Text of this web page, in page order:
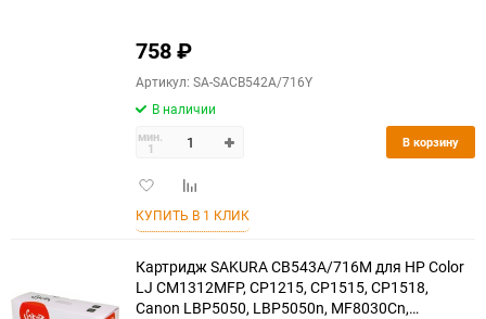
758₽
Артикул: SA-SACB542A/716Y
В наличии
мин.
1
Добавить
избранное
Добавить
сравнению
В корзину
КУПИТЬ В 1 КЛИК
Картридж SAKURA CB543A/716M для HP Color
LJ CM1312MFP, CP1215, CP1515, CP1518,
Canon LBP5050, LBP5050n, MF8030Cn,